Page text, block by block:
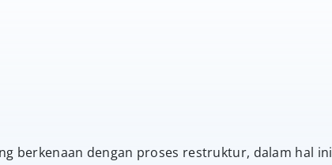
berkenaan dengan proses restruktur, dalam hal ini